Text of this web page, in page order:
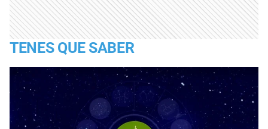
TENES QUE SABER